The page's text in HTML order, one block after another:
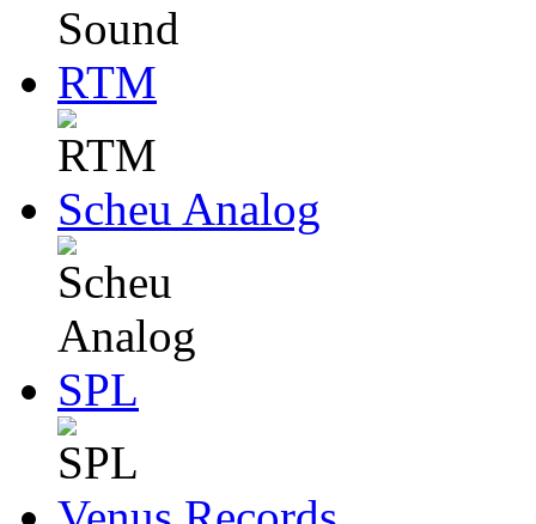
RTM
Scheu Analog
SPL